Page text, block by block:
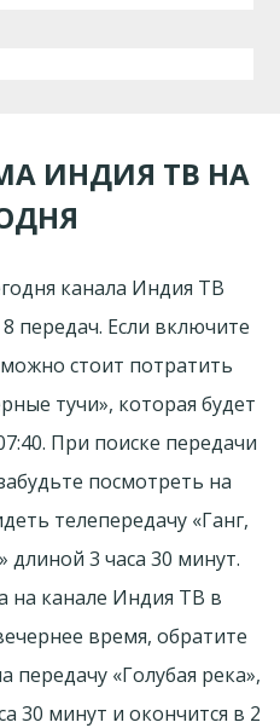
ИНДИЯ ТВ НА
канала Индия ТВ
передач. Если включите
стоит потратить
тучи», которая будет
При поиске передачи
посмотреть на
телепередачу «Ганг,
длиной 3 часа 30 минут.
на канале Индия ТВ в
время, обратите
«Голубая река»,
30 минут и окончится в 2